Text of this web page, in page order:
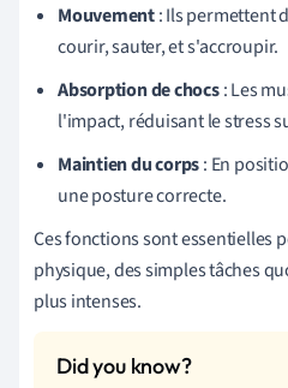
Mouvement: Ils permettent
courir, sauter, et s'accroupir.
Absorption de chocs: Les
l'impact, réduisant le stress
Maintien du corps: En
une posture correcte.
Ces fonctions sont essentielles
physique, des simples tâches
plus intenses.